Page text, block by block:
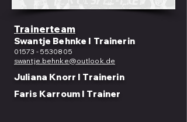
Trainerteam
Swantje Behnke I Trainerin
01573 - 5530805
swantje.behnke@outlook.de
Juliana Knorr I Trainerin
Faris Karroum I Trainer